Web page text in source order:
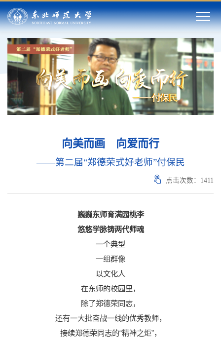
向美而画 向爱而行
——第二届“郑德荣式好老师”付保民
点击次数： 1411
巍巍东师育满园桃李
悠悠学脉铸两代师魂
一个典型
一组群像
以文化人
在东师的校园里，
除了郑德荣同志，
还有一大批奋战一线的优秀教师，
接续郑德荣同志的“精神之炬”，